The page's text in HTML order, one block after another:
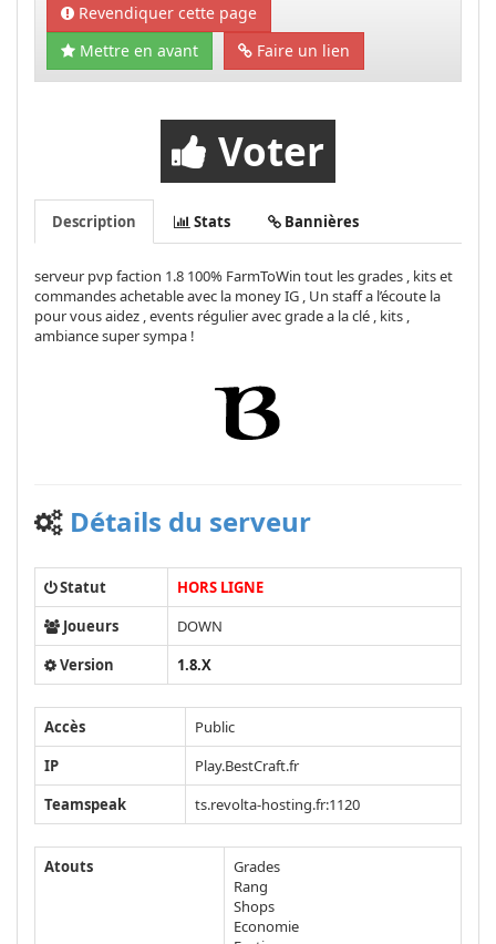
Revendiquer cette page
Mettre en avant
Faire un lien
Voter
Description Stats Bannières
serveur pvp faction 1.8 100% FarmToWin tout les grades , kits et
commandes achetable avec la money IG , Un staff a l’écoute la
pour vous aidez , events régulier avec grade a la clé , kits ,
ambiance super sympa !
Détails du serveur
Statut
HORS LIGNE
Joueurs
DOWN
Version
1.8.X
Accès
Public
IP
Play.BestCraft.fr
Teamspeak
ts.revolta-hosting.fr:1120
Atouts
Grades
Rang
Shops
Economie